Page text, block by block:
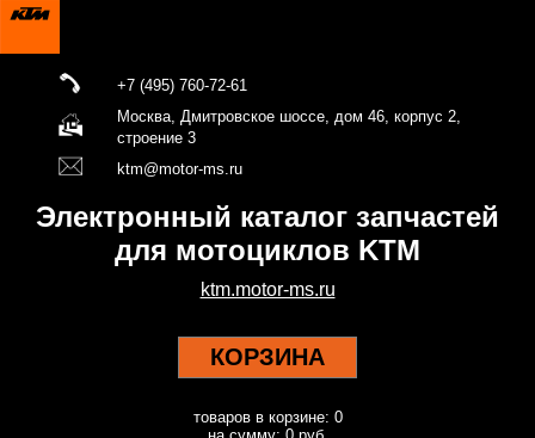
+7 (495) 760-72-61
Москва, Дмитровское шоссе, дом 46, корпус 2,
строение 3
ktm@motor-ms.ru
Электронный каталог запчастей
для мотоциклов KTM
ktm.motor-ms.ru
КОРЗИНА
товаров в корзине: 0